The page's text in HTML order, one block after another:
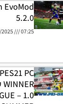
EvoMod
5.2.0
07:25